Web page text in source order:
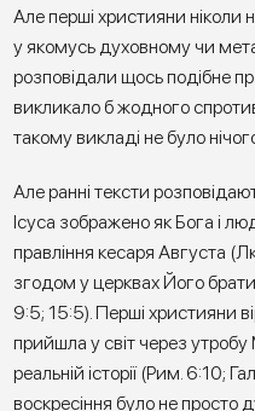
Але перші християни ніколи
у якомусь духовному чи
розповідали щось подібне
викликало б жодного
такому викладі не було
Але ранні тексти
Ісуса зображено як Бога і
правління кесаря Августа
згодом у церквах Його
9:5; 15:5). Перші християни
прийшла у світ через утробу
реальній історії (Рим. 6:10;
воскресіння було не